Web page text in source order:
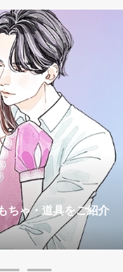
ちゃ・道具をご紹介